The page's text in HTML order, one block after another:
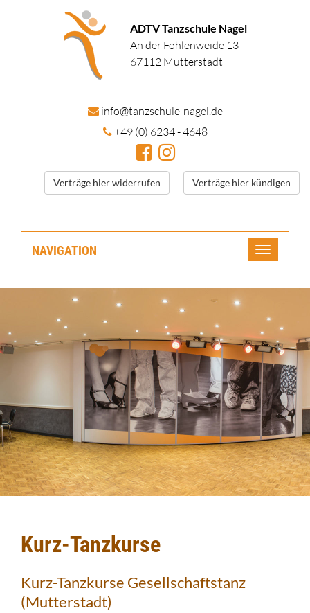
ADTV Tanzschule Nagel
An der Fohlenweide 13
67112 Mutterstadt
info@tanzschule-nagel.de
+49 (0) 6234 - 4648
Verträge hier widerrufen Verträge hier kündigen
NAVIGATION
Toggle
Kurz-Tanzkurse
Kurz-Tanzkurse Gesellschaftstanz
(Mutterstadt)